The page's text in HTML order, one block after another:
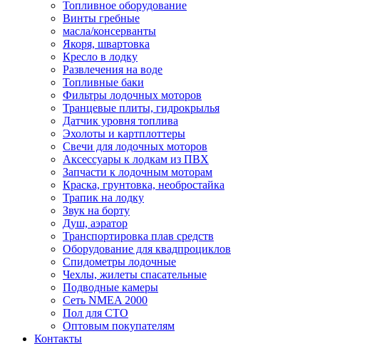
Топливное оборудование
Винты гребные
масла/консерванты
Якоря, швартовка
Кресло в лодку
Развлечения на воде
Топливные баки
Фильтры лодочных моторов
Транцевые плиты, гидрокрылья
Датчик уровня топлива
Эхолоты и картплоттеры
Cвечи для лодочных моторов
Аксессуары к лодкам из ПВХ
Запчасти к лодочным моторам
Краска, грунтовка, необростайка
Трапик на лодку
Звук на борту
Душ, аэратор
Транспортировка плав средств
Оборудование для квадпроциклов
Спидометры лодочные
Чехлы, жилеты спасательные
Подводные камеры
Сеть NMEA 2000
Пол для СТО
Оптовым покупателям
Контакты